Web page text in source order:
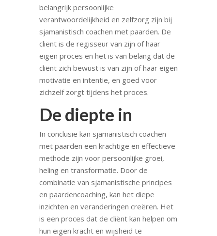
belangrijk persoonlijke
verantwoordelijkheid en zelfzorg zijn bij
sjamanistisch coachen met paarden. De
cliënt is de regisseur van zijn of haar
eigen proces en het is van belang dat de
cliënt zich bewust is van zijn of haar eigen
motivatie en intentie, en goed voor
zichzelf zorgt tijdens het proces.
De diepte in
In conclusie kan sjamanistisch coachen
met paarden een krachtige en effectieve
methode zijn voor persoonlijke groei,
heling en transformatie. Door de
combinatie van sjamanistische principes
en paardencoaching, kan het diepe
inzichten en veranderingen creëren. Het
is een proces dat de cliënt kan helpen om
hun eigen kracht en wijsheid te